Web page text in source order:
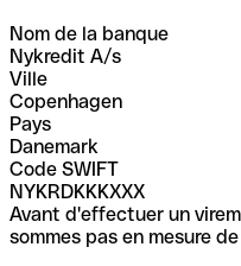
Nom de la banque
Nykredit A/s
Ville
Copenhagen
Pays
Danemark
Code SWIFT
NYKRDKKKXXX
Avant d'effectuer un
sommes pas en mesure